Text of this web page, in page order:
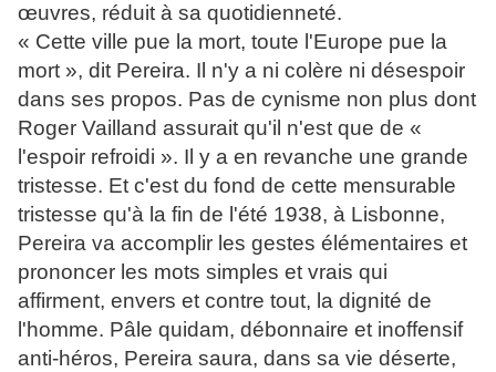
œuvres, réduit à sa quotidienneté.
« Cette ville pue la mort, toute l'Europe pue la
mort », dit Pereira. Il n'y a ni colère ni désespoir
dans ses propos. Pas de cynisme non plus dont
Roger Vailland assurait qu'il n'est que de «
l'espoir refroidi ». Il y a en revanche une grande
tristesse. Et c'est du fond de cette mensurable
tristesse qu'à la fin de l'été 1938, à Lisbonne,
Pereira va accomplir les gestes élémentaires et
prononcer les mots simples et vrais qui
affirment, envers et contre tout, la dignité de
l'homme. Pâle quidam, débonnaire et inoffensif
anti-héros, Pereira saura, dans sa vie déserte,